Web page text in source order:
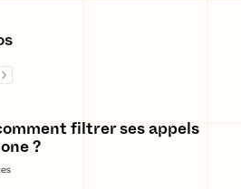
filtrer ses appels
?